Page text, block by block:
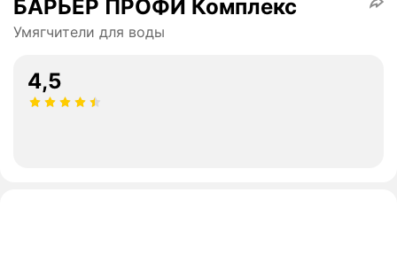
БАРЬЕР ПРОФИ Комплекс
Умягчители для воды
4,5